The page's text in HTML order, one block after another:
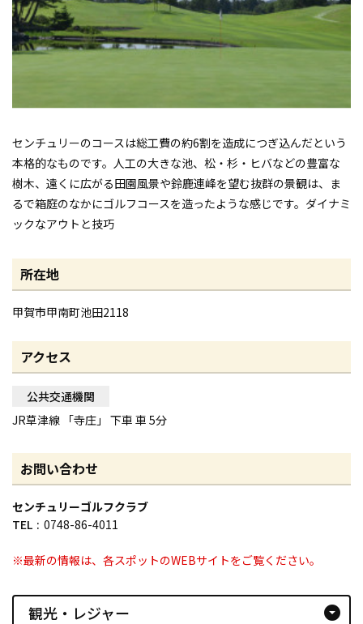
センチュリーのコースは総工費の約6割を造成につぎ込んだという
本格的なものです。人工の大きな池、松・杉・ヒバなどの豊富な
樹木、遠くに広がる田園風景や鈴鹿連峰を望む抜群の景観は、ま
るで箱庭のなかにゴルフコースを造ったような感じです。ダイナミ
ックなアウトと技巧
所在地
甲賀市甲南町池田2118
アクセス
公共交通機関
JR草津線 「寺庄」 下車 車 5分
お問い合わせ
センチュリーゴルフクラブ
TEL
0748-86-4011
※最新の情報は、各スポットのWEBサイトをご覧ください。
観光・レジャー arrow_drop_down_circle